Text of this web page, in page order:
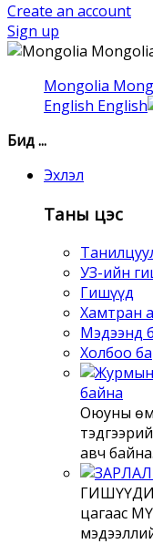
Create an account
Sign up
Бид ...
Эхлэл
Таны цэс
УЗ-ийн
Гишүүд
Хамтран
Мэдээнд
Холбоо
байна
Оюуны
авч
цагаас